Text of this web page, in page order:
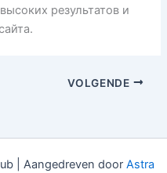
результатов и
VOLGENDE
| Aangedreven door Astra